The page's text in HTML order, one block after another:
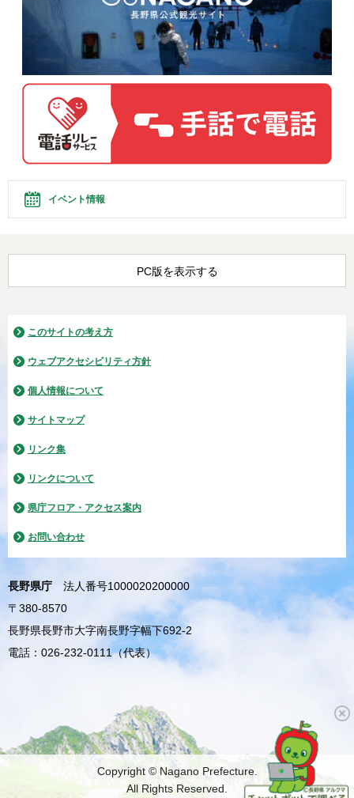
イベント情報
PC版を表示する
このサイトの考え方
ウェブアクセシビリティ方針
個人情報について
サイトマップ
リンク集
リンクについて
県庁フロア・アクセス案内
お問い合わせ
長野県庁
法人番号1000020200000
〒380-8570
長野県長野市大字南長野字幅下692-2
電話：026-232-0111（代表）
Copyright © Nagano Prefecture.
All Rights Reserved.